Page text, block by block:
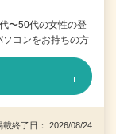
〜50代の女性の登
コンをお持ちの方
終了日： 2026/08/24